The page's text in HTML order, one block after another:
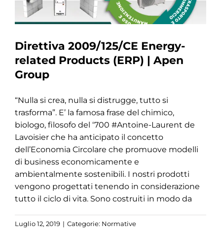
Direttiva 2009/125/CE Energy-
related Products (ERP) | Apen
Group
“Nulla si crea, nulla si distrugge, tutto si
trasforma”. E’ la famosa frase del chimico,
biologo, filosofo del ‘700 #Antoine-Laurent de
Lavoisier che ha anticipato il concetto
dell’Economia Circolare che promuove modelli
di business economicamente e
ambientalmente sostenibili. I nostri prodotti
vengono progettati tenendo in considerazione
tutto il ciclo di vita. Sono costruiti in modo da
Luglio 12, 2019 | Categorie: Normative